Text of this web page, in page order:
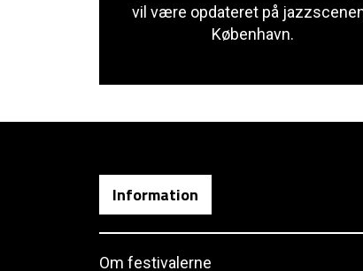
vil være opdateret på
København.
Information
Om festivalerne